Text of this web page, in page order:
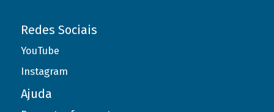
Redes Sociais
YouTube
Instagram
Ajuda